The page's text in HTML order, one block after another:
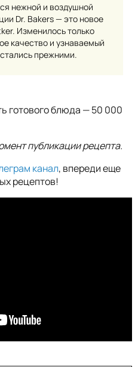
нежной и воздушной
Dr. Bakers — это новое
Изменилось только
качество и узнаваемый
прежними.
готового блюда — 50 000
публикации рецепта.
канал, впереди еще
рецептов!